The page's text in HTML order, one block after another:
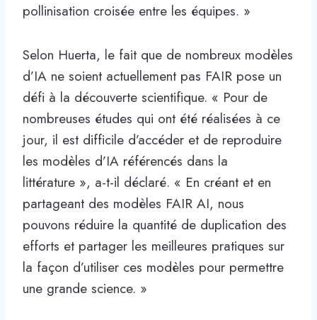
pollinisation croisée entre les équipes. »
Selon Huerta, le fait que de nombreux modèles
d’IA ne soient actuellement pas FAIR pose un
défi à la découverte scientifique. « Pour de
nombreuses études qui ont été réalisées à ce
jour, il est difficile d’accéder et de reproduire
les modèles d’IA référencés dans la
littérature », a-t-il déclaré. « En créant et en
partageant des modèles FAIR AI, nous
pouvons réduire la quantité de duplication des
efforts et partager les meilleures pratiques sur
la façon d’utiliser ces modèles pour permettre
une grande science. »